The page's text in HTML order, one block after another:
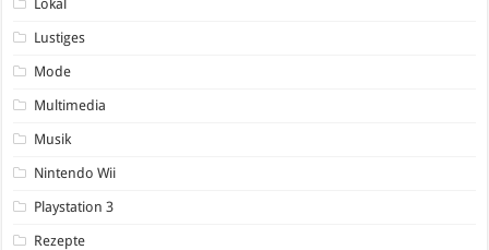
Lokal
Lustiges
Mode
Multimedia
Musik
Nintendo Wii
Playstation 3
Rezepte